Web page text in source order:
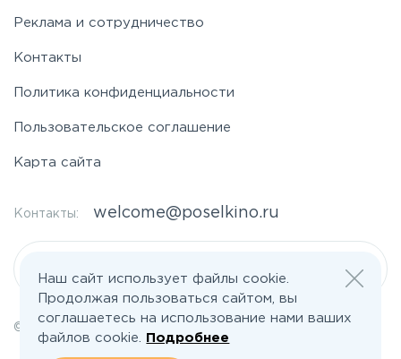
Реклама и сотрудничество
Контакты
Политика конфиденциальности
Пользовательское соглашение
Карта сайта
Контакты: welcome@poselkino.ru
© 2026 Все права защищены | poselkino.ru
ИП Маслов Дмитрий Валерьевич
Наш сайт использует файлы cookie.
Продолжая пользоваться сайтом, вы
соглашаетесь на использование нами ваших
файлов cookie.
Подробнее